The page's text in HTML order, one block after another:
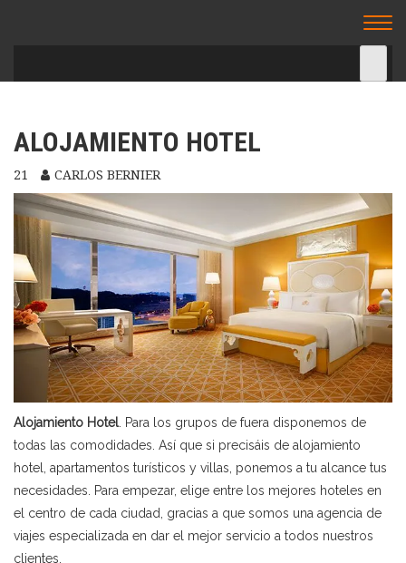
TU CENA ESPECTACULO – CENA
ALOJAMIENTO HOTEL
21 CARLOS BERNIER
Alojamiento Hotel . Para los grupos de fuera disponemos de
todas las comodidades. Así que si precisáis de alojamiento
hotel, apartamentos turísticos y villas, ponemos a tu alcance tus
necesidades. Para empezar, elige entre los mejores hoteles en
el centro de cada ciudad, gracias a que somos una agencia de
viajes especializada en dar el mejor servicio a todos nuestros
clientes.